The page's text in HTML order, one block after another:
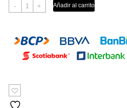
-
TURRON
DOÑA
cantidad
+ Añadir al carrito